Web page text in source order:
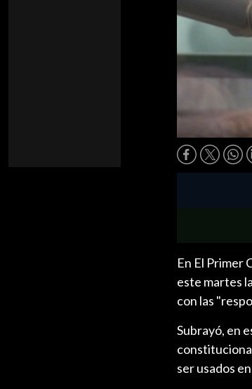
En El Primer
este martes
con las
Subrayó, en
ser usados